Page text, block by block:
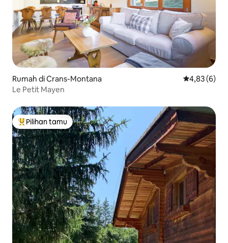
Rumah di Crans-Montana Nilai rata-
4,83 (6)
Le Petit Mayen
Pilihan tamu terpopuler
Pilihan tamu